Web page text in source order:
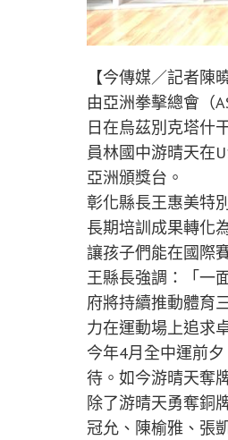
【今傳媒／記者陳
由亞洲拳擊總會（
日在烏茲別克塔什
員林國中游晴天在
亞洲頒獎台。
彰化縣長王惠美特
長期培訓成果轉化
讓孩子們能在國際
王縣長強調：「一
府將持續推動體育
力在運動場上追求
今年4月全中運前
待。如今游晴天奪
除了游晴天勇奪銅
冠允、陳榆雅、張